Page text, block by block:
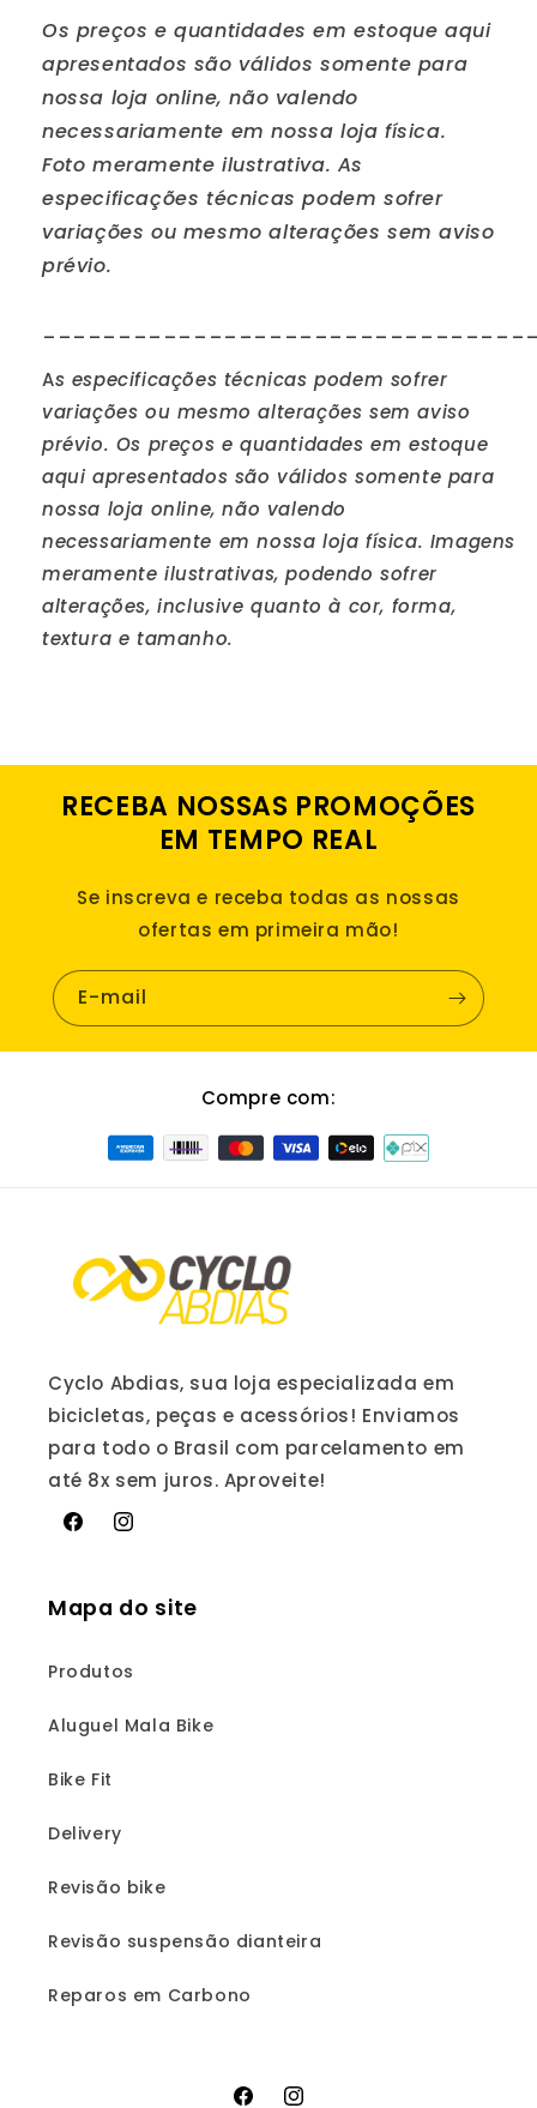
Os preços e quantidades em estoque aqui
apresentados são válidos somente para
nossa loja online, não valendo
necessariamente em nossa loja física.
Foto meramente ilustrativa. As
especificações técnicas podem sofrer
variações ou mesmo alterações sem aviso
prévio.
As especificações técnicas podem sofrer
variações ou mesmo alterações sem aviso
prévio. Os preços e quantidades em estoque
aqui apresentados são válidos somente para
nossa loja online, não valendo
necessariamente em nossa loja física. Imagens
meramente ilustrativas, podendo sofrer
alterações, inclusive quanto à cor, forma,
textura e tamanho.
RECEBA NOSSAS PROMOÇÕES
EM TEMPO REAL
Se inscreva e receba todas as nossas
ofertas em primeira mão!
E-mail
Compre com:
Cyclo Abdias, sua loja especializada em
bicicletas, peças e acessórios! Enviamos
para todo o Brasil com parcelamento em
até 8x sem juros. Aproveite!
FacebookInstagram
Mapa do site
Produtos
Aluguel Mala Bike
Bike Fit
Delivery
Revisão bike
Revisão suspensão dianteira
Reparos em Carbono